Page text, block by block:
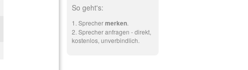
So geht's:
Sprechermerken.
Sprecher anfragen - direkt,
kostenlos, unverbindlich.